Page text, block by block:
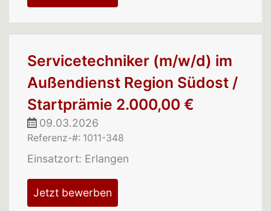
Servicetechniker (m/w/d) im
Außendienst Region Südost /
Startprämie 2.000,00 €
09.03.2026
Referenz-#: 1011-348
Einsatzort: Erlangen
Jetzt bewerben